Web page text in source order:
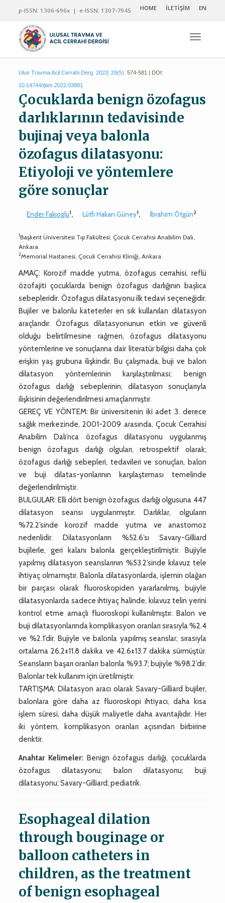
p-ISSN: 1306-696x | e-ISSN: 1307-7945 HOME İLETİŞİM EN
Ulus Travma Acil Cerrahi Derg. 2023; 29(5): 574-581 | DOI:
10.14744/tjtes.2022.03881
Çocuklarda benign özofagus
darlıklarının tedavisinde
bujinaj veya balonla
özofagus dilatasyonu:
Etiyoloji ve yöntemlere
göre sonuçlar
Ender Fakıoglu1, Lütfi Hakan Güney1, İbrahim Ötgün2
1Başkent Üniversitesi Tıp Fakültesi, Çocuk Cerrahisi Anabilim Dalı,
Ankara
2Memorial Hastanesi, Çocuk Cerrahisi Kliniği, Ankara
AMAÇ: Korozif madde yutma, özofagus cerrahisi, reflü
özofajiti çocuklarda benign özofagus darlığının başlıca
sebepleridir. Özofagus dilatasyonu ilk tedavi seçeneğidir.
Bujiler ve balonlu kateterler en sık kullanılan dilatasyon
araçlarıdır. Özofagus dilatasyonunun etkin ve güvenli
olduğu belirtilmesine rağmen, özofagus dilatasyonu
yöntemlerine ve sonuçlarına dair literatür bilgisi daha çok
erişkin yaş grubuna ilişkindir. Bu çalışmada, buji ve balon
dilatasyon yöntemlerinin karşılaştırılması; benign
özofagus darlığı sebeplerinin, dilatasyon sonuçlarıyla
ilişkisinin değerlendirilmesi amaçlanmıştır.
GEREÇ VE YÖNTEM: Bir üniversitenin iki adet 3. derece
sağlık merkezinde, 2001-2009 arasında, Çocuk Cerrahisi
Anabilim Dalı’nca özofagus dilatasyonu uygulanmış
benign özofagus darlığı olguları, retrospektif olarak;
özofagus darlığı sebepleri, tedavileri ve sonuçları, balon
ve buji dilatas-yonlarının karşılaştırması temelinde
değerlendirilmiştir.
BULGULAR: Elli dört benign özofagus darlığı olgusuna 447
dilatasyon seansı uygulanmıştır. Darlıklar, olguların
%72.2’sinde korozif madde yutma ve anastomoz
nedenlidir. Dilatasyonların %52.6’sı Savary-Gilliard
bujilerle, geri kalanı balonla gerçekleştirilmiştir. Bujiyle
yapılmış dilatasyon seanslarının %53.2’sinde kılavuz tele
ihtiyaç olmamıştır. Balonla dilatasyonlarda, işlemin olağan
bir parçası olarak fluoroskopiden yararlanılmış, bujiyle
dilatasyonlarda sadece ihtiyaç halinde, kılavuz telin yerini
kontrol etme amaçlı fluoroskopi kullanılmıştır. Balon ve
buji dilatasyonlarında komplikasyon oranları sırasıyla %2.4
ve %2.1’dir. Bujiyle ve balonla yapılmış seanslar, sırasıyla
ortalama 26.2±11.8 dakika ve 42.6±13.7 dakika sürmüştür.
Seansların başarı oranları balonla %93.7; bujiyle %98.2’dir.
Balonlar tek kullanım için üretilmiştir.
TARTIŞMA: Dilatasyon aracı olarak Savary-Gilliard bujiler,
balonlara göre daha az fluoroskopi ihtiyacı, daha kısa
işlem süresi, daha düşük maliyetle daha avantajlıdır. Her
iki yöntem, komplikasyon oranları açısından birbirine
denktir.
Anahtar Kelimeler: Benign özofagus darlığı, çocuklarda
özofagus dilatasyonu; balon dilatasyonu; buji
dilatasyonu; Savary-Gilliard; pediatrik.
Esophageal dilation
through bouginage or
balloon catheters in
children, as the treatment
of benign esophageal